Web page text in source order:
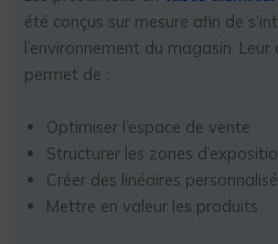
été conçus sur mesure afin de
l’environnement du magasin.
permet de :
Optimiser l’espace de vente
Structurer les zones
Créer des linéaires
Mettre en valeur les produits